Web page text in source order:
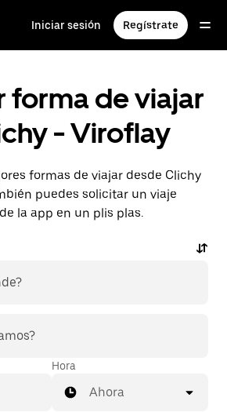
Iniciar sesión Regístrate
forma de viajar
- Viroflay
formas de viajar desde Clichy
puedes solicitar un viaje
la app en un plis plas.
Hora
Ahora